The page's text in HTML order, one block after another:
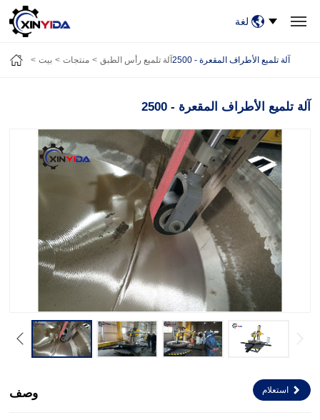
بيت
منتجات
فيديو
حالات
أخبار
معلومات عنا
اتصل بنا
لغة
بيت منتجات آلة تلميع رأس الطبق آلة تلميع الأطراف المقعرة - 2500
آلة تلميع الأطراف المقعرة - 2500
وصف استعلام